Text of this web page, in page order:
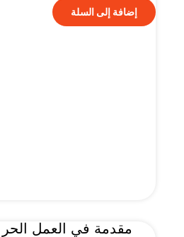
إضافة إلى السلة
مقدمة في العمل الحر